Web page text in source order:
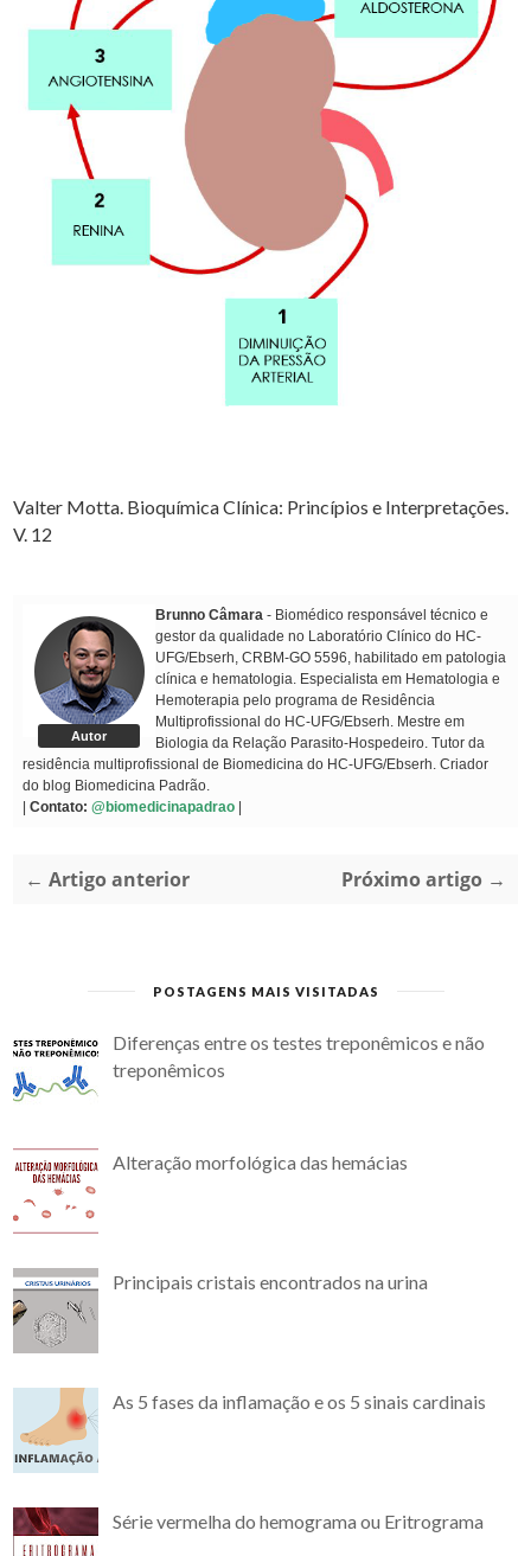
Valter Motta. Bioquímica Clínica: Princípios e Interpretações.
V. 12
Autor
Brunno Câmara - Biomédico responsável técnico e
gestor da qualidade no Laboratório Clínico do HC-
UFG/Ebserh, CRBM-GO 5596, habilitado em patologia
clínica e hematologia. Especialista em Hematologia e
Hemoterapia pelo programa de Residência
Multiprofissional do HC-UFG/Ebserh. Mestre em
Biologia da Relação Parasito-Hospedeiro. Tutor da
residência multiprofissional de Biomedicina do HC-UFG/Ebserh. Criador
do blog Biomedicina Padrão.
| Contato: @biomedicinapadrao |
← Artigo anterior Próximo artigo →
POSTAGENS MAIS VISITADAS
Diferenças entre os testes treponêmicos e não
treponêmicos
Alteração morfológica das hemácias
Principais cristais encontrados na urina
As 5 fases da inflamação e os 5 sinais cardinais
Série vermelha do hemograma ou Eritrograma